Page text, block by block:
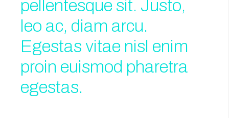
pellentesque sit. Justo,
leo ac, diam arcu.
Egestas vitae nisl enim
proin euismod pharetra
egestas.